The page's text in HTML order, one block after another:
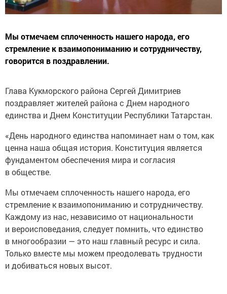
Мы отмечаем сплоченность нашего народа, его
стремление к взаимопониманию и сотрудничеству,
говорится в поздравлении.
Глава Кукморского района Сергей Димитриев
поздравляет жителей района с Днем народного
единства и Днем Конституции Республики Татарстан.
«День народного единства напоминает нам о том, как
ценна наша общая история. Конституция является
фундаментом обеспечения мира и согласия
в обществе.
Мы отмечаем сплоченность нашего народа, его
стремление к взаимопониманию и сотрудничеству.
Каждому из нас, независимо от национальности
и вероисповедания, следует помнить, что единство
в многообразии — это наш главный ресурс и сила.
Только вместе мы можем преодолевать трудности
и добиваться новых высот.